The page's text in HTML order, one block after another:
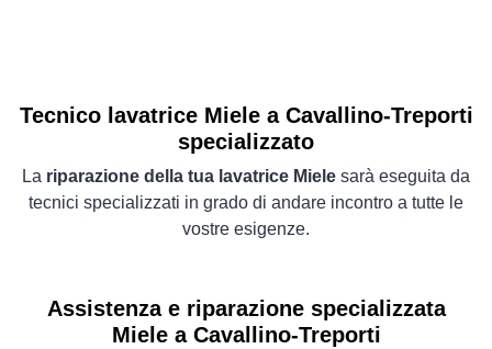
Tecnico lavatrice Miele a Cavallino-Treporti
specializzato
La riparazione della tua lavatrice Miele sarà eseguita da
tecnici specializzati in grado di andare incontro a tutte le
vostre esigenze.
Assistenza e riparazione specializzata
Miele a Cavallino-Treporti